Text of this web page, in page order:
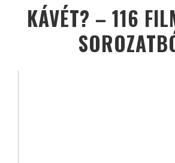
KÁVÉT? – 116